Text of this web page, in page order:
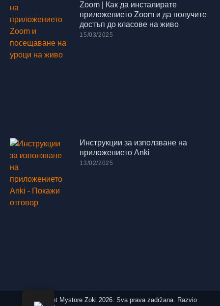
Zoom | Как да инсталирате
приложението Zoom и да получите
достъп до класове на живо
15/03/2025
Инструкции за използване на
приложението Anki
13/02/2025
© Copyright Mystore Zoki 2026. Sva prava zadržana. Razvio